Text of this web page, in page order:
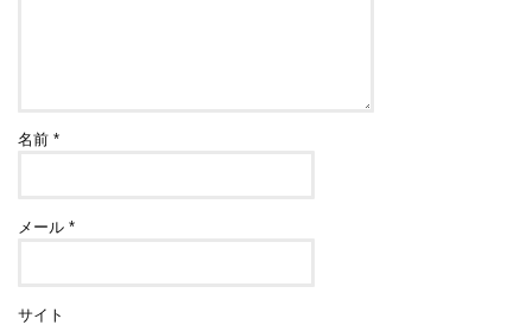
名前*
メール*
サイト